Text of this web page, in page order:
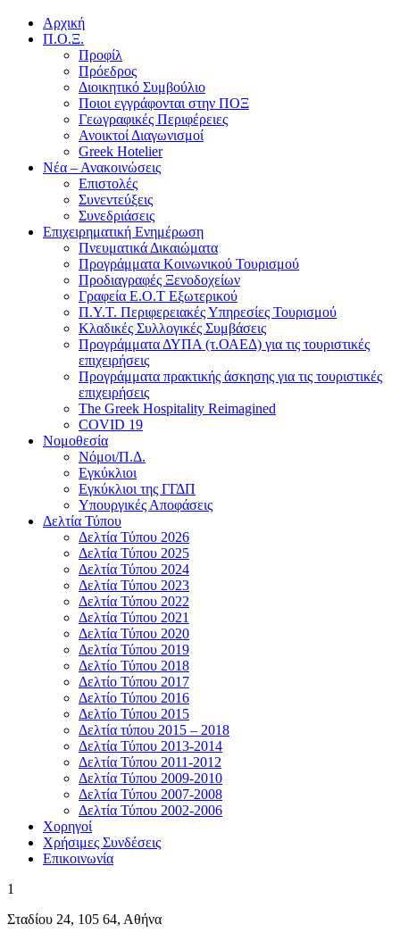
Αρχική
Π.Ο.Ξ.
Προφίλ
Πρόεδρος
Διοικητικό Συμβούλιο
Ποιοι εγγράφονται στην ΠΟΞ
Γεωγραφικές Περιφέρειες
Ανοικτοί Διαγωνισμoί
Greek Hotelier
Νέα – Ανακοινώσεις
Επιστολές
Συνεντεύξεις
Συνεδριάσεις
Επιχειρηματική Ενημέρωση
Πνευματικά Δικαιώματα
Προγράμματα Κοινωνικού Τουρισμού
Προδιαγραφές Ξενοδοχείων
Γραφεία Ε.Ο.Τ Εξωτερικού
Π.Υ.Τ. Περιφερειακές Υπηρεσίες Τουρισμού
Κλαδικές Συλλογικές Συμβάσεις
Προγράμματα ΔΥΠΑ (τ.ΟΑΕΔ) για τις τουριστικές
επιχειρήσεις
Προγράμματα πρακτικής άσκησης για τις τουριστικές
επιχειρήσεις
The Greek Hospitality Reimagined
COVID 19
Νομοθεσία
Νόμοι/Π.Δ.
Εγκύκλιοι
Εγκύκλιοι της ΓΓΔΠ
Υπουργικές Αποφάσεις
Δελτία Τύπου
Δελτία Τύπου 2026
Δελτία Τύπου 2025
Δελτία Τύπου 2024
Δελτία Τύπου 2023
Δελτία Τύπου 2022
Δελτία Τύπου 2021
Δελτία Τύπου 2020
Δελτία Τύπου 2019
Δελτίο Τύπου 2018
Δελτίο Τύπου 2017
Δελτίο Τύπου 2016
Δελτίο Τύπου 2015
Δελτία τύπου 2015 – 2018
Δελτία Τύπου 2013-2014
Δελτία Τύπου 2011-2012
Δελτία Τύπου 2009-2010
Δελτία Τύπου 2007-2008
Δελτία Τύπου 2002-2006
Χορηγοί
Χρήσιμες Συνδέσεις
Επικοινωνία
1
Σταδίου 24, 105 64, Αθήνα